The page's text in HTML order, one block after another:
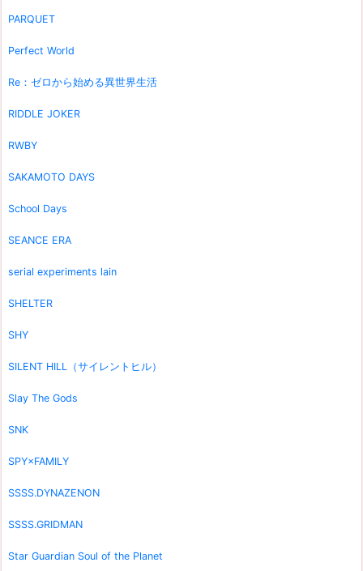
PARQUET
Perfect World
Re：ゼロから始める異世界生活
RIDDLE JOKER
RWBY
SAKAMOTO DAYS
School Days
SEANCE ERA
serial experiments lain
SHELTER
SHY
SILENT HILL（サイレントヒル）
Slay The Gods
SNK
SPY×FAMILY
SSSS.DYNAZENON
SSSS.GRIDMAN
Star Guardian Soul of the Planet